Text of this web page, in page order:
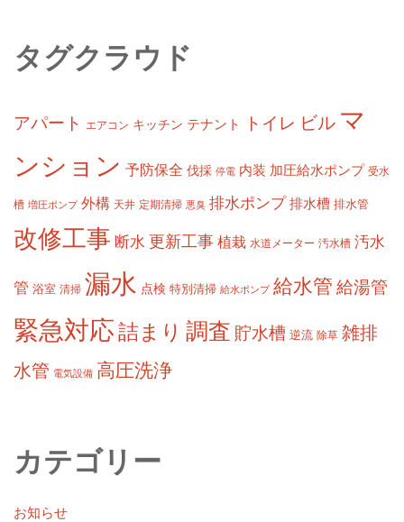
タグクラウド
アパート エアコン キッチン テナント トイレ ビル マ
ンション 予防保全 伐採 停電 内装 加圧給水ポンプ 受水
槽 増圧ポンプ 外構 天井 定期清掃 悪臭 排水ポンプ 排水槽 排水管
改修工事 断水 更新工事 植栽 水道メーター 汚水槽 汚水
管 浴室 清掃 漏水 点検 特別清掃 給水ポンプ 給水管 給湯管
緊急対応詰まり 調査 貯水槽 逆流 除草 雑排
水管 電気設備 高圧洗浄
カテゴリー
お知らせ